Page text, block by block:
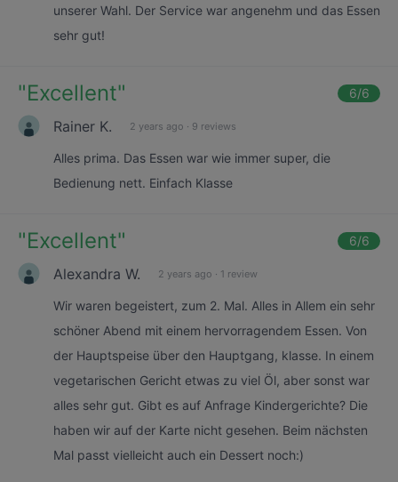
unserer Wahl. Der Service war angenehm und das Essen
sehr gut!
"Excellent" 6/6
Rainer K. 2 years ago · 9 reviews
Alles prima. Das Essen war wie immer super, die
Bedienung nett. Einfach Klasse
"Excellent" 6/6
Alexandra W. 2 years ago · 1 review
Wir waren begeistert, zum 2. Mal. Alles in Allem ein sehr
schöner Abend mit einem hervorragendem Essen. Von
der Hauptspeise über den Hauptgang, klasse. In einem
vegetarischen Gericht etwas zu viel Öl, aber sonst war
alles sehr gut. Gibt es auf Anfrage Kindergerichte? Die
haben wir auf der Karte nicht gesehen. Beim nächsten
Mal passt vielleicht auch ein Dessert noch:)